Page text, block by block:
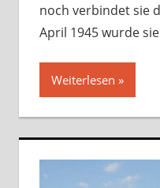
noch verbindet sie
April 1945 wurde
Weiterlesen